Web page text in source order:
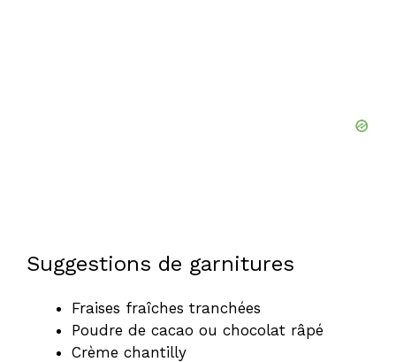
Suggestions de garnitures
Fraises fraîches tranchées
Poudre de cacao ou chocolat râpé
Crème chantilly